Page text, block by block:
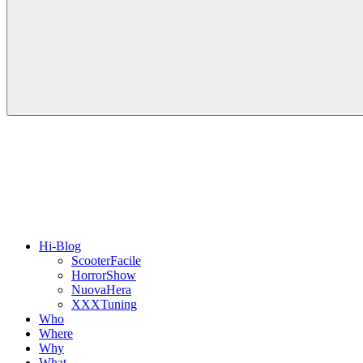
Hi-Blog
ScooterFacile
HorrorShow
NuovaHera
XXXTuning
Who
Where
Why